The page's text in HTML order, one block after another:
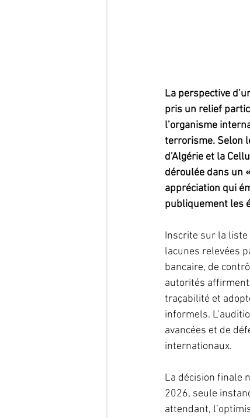
La perspective
pris un relief
l’organisme
terrorisme. Selon
d’Algérie et la
déroulée dans un «
appréciation qui
publiquement les
Inscrite sur la liste
lacunes relevées
bancaire, de
autorités
traçabilité et
informels.
avancées et de
internationaux.
La décision finale
2026, seule
attendant,